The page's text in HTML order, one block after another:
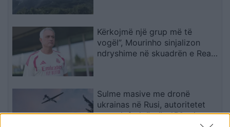
Kërkojmë një grup më të
vogël”, Mourinho sinjalizon
ndryshime në skuadrën e Real
Sulme masive me dronë
ukrainas në Rusi, autoritetet
ruse njoftojnë për 456 mjete të